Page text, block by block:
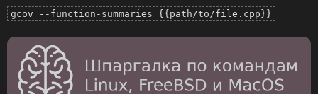
gcov --function-summaries {{path/to/file.cpp}}